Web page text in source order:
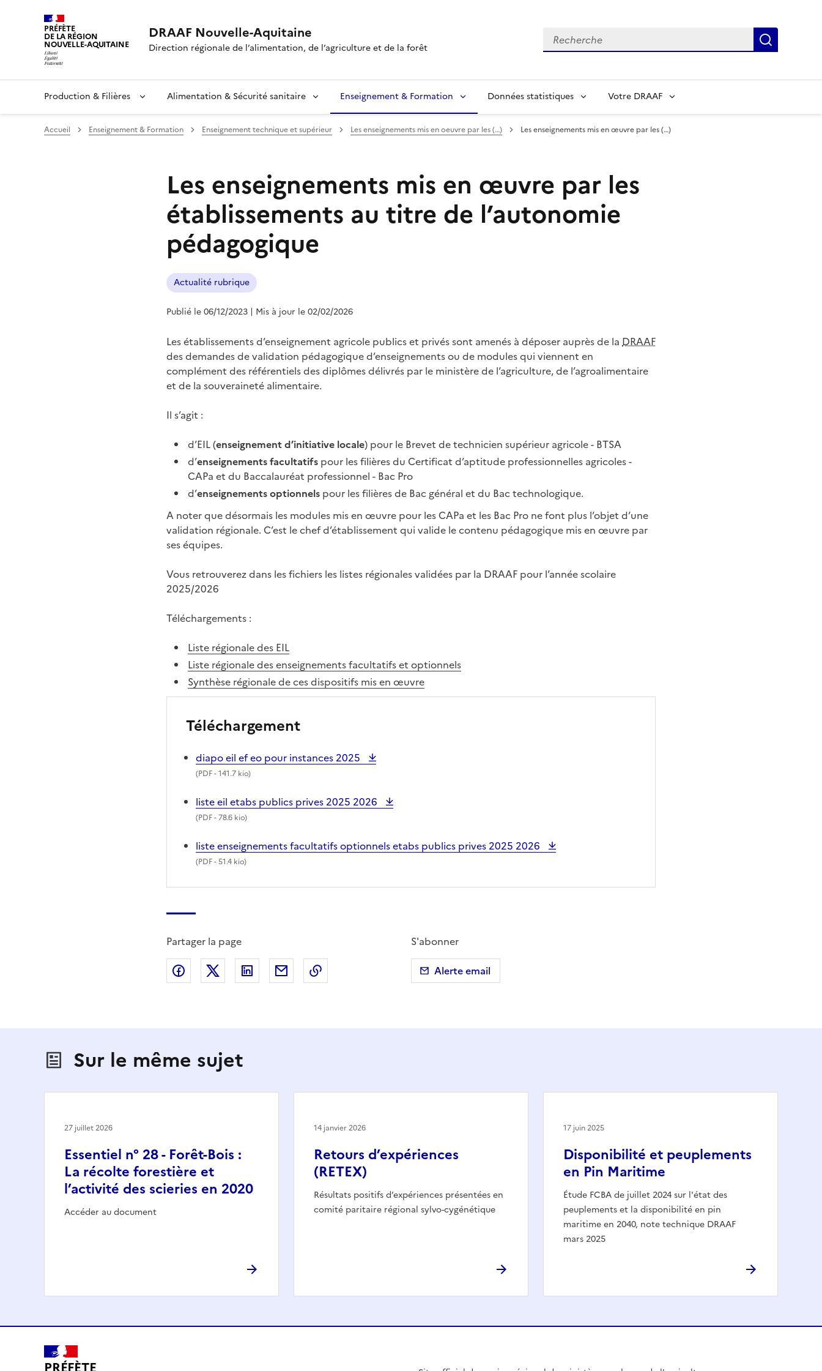
PRÉFÈTE
DE LA RÉGION
NOUVELLE-AQUITAINE
DRAAF Nouvelle-Aquitaine
Direction régionale de l’alimentation, de l’agriculture et de la forêt
Recherche
Production & Filières Alimentation & Sécurité sanitaire Enseignement & Formation Données statistiques Votre DRAAF
Accueil Enseignement & Formation Enseignement technique et supérieur Les enseignements mis en oeuvre par les (…) Les enseignements mis en œuvre par les (…)
Les enseignements mis en œuvre par les
établissements au titre de l’autonomie
pédagogique
Actualité rubrique
Publié le 06/12/2023 | Mis à jour le 02/02/2026
Les établissements d’enseignement agricole publics et privés sont amenés à déposer auprès de la DRAAF
des demandes de validation pédagogique d’enseignements ou de modules qui viennent en
complément des référentiels des diplômes délivrés par le ministère de l’agriculture, de l’agroalimentaire
et de la souveraineté alimentaire.
Il s’agit :
d’EIL (enseignement d’initiative locale) pour le Brevet de technicien supérieur agricole - BTSA
d’enseignements facultatifs pour les filières du Certificat d’aptitude professionnelles agricoles -
CAPa et du Baccalauréat professionnel - Bac Pro
d’enseignements optionnels pour les filières de Bac général et du Bac technologique.
A noter que désormais les modules mis en œuvre pour les CAPa et les Bac Pro ne font plus l’objet d’une
validation régionale. C’est le chef d’établissement qui valide le contenu pédagogique mis en œuvre par
ses équipes.
Vous retrouverez dans les fichiers les listes régionales validées par la DRAAF pour l’année scolaire
2025/2026
Téléchargements :
Liste régionale des EIL
Liste régionale des enseignements facultatifs et optionnels
Synthèse régionale de ces dispositifs mis en œuvre
Téléchargement
diapo eil ef eo pour instances 2025
(PDF- 141.7 kio)
liste eil etabs publics prives 2025 2026
(PDF- 78.6 kio)
liste enseignements facultatifs optionnels etabs publics prives 2025 2026
(PDF- 51.4 kio)
Partager la page
Partager sur Facebook
Partager sur X (anciennement Twitter)
Partager sur LinkedIn
Partager par emailCopier dans le presse-papier
S'abonner
Alerte email
Sur le même sujet
Essentiel n° 28 - Forêt-Bois :
La récolte forestière et
l’activité des scieries en 2020
Accéder au document
27 juillet 2026
Retours d’expériences
(RETEX)
Résultats positifs d’expériences présentées en
comité paritaire régional sylvo-cygénétique
14 janvier 2026
Disponibilité et peuplements
en Pin Maritime
Étude FCBA de juillet 2024 sur l'état des
peuplements et la disponibilité en pin
maritime en 2040, note technique DRAAF
mars 2025
17 juin 2025